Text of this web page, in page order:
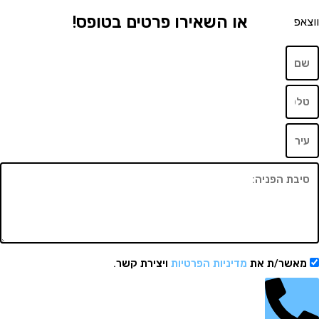
או השאירו פרטים בטופס!
ת אתמדיניות הפרטיותויצירת קשר.